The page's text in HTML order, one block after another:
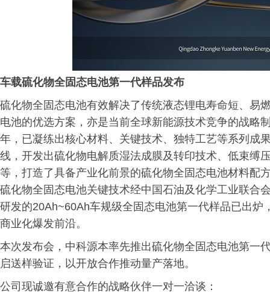
车载硫化物全固态电池第一代样品发布
硫化物全固态电池有效解决了传统液态锂电寿命短、易
电池的优选方案，亦是当前全球新能源技术竞争的战略
年，已凝练出核心材料、关键技术、独特工艺等系列成
线，开发出硫化物电解质湿法成膜及转印技术、低束缚
等，打造了具备产业化前景的硫化物全固态电池材料配
硫化物全固态电池关键技术经中国石油及化学工业联合
研发的20Ah~60Ah车规级全固态电池第一代样品已出
商业化爆发前沿。
本次发布会，中科源本率先推出硫化物全固态电池第一
启送样验证，以开放合作推动量产落地。
公司现诚邀有意合作的战略伙伴一对一洽谈：